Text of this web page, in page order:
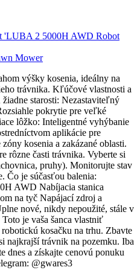
'LUBA 2 5000H AWD Robot
Mower
výšky kosenia, ideálny na
trávnika. Kľúčové vlastnosti a
starosti: Nezastaviteľný
pokrytie pre veľké
lôžko: Inteligentné vyhýbanie
aplikácie pre
kosenia a zakázané oblasti.
rôzne časti trávnika. Vyberte si
pruhy). Monitorujte stav
Čo je súčasťou balenia:
AWD Nabíjacia stanica
na tyč Napájací zdroj a
nové, nikdy nepoužité, stále v
je vaša šanca vlastniť
kosačku na trhu. Zbavte
najkrajší trávnik na pozemku. Iba
dnes a získajte cenovú ponuku
@gwares3